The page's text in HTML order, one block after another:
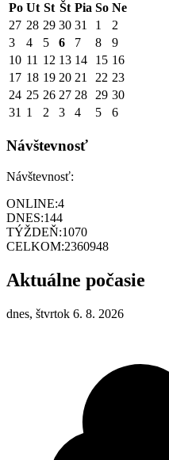
Po Ut St Št Pia So Ne
27 28 29 30 31 1
2
3
4 5 6 7 8
9
10 11 12 13 14 15 16
17 18 19 20 21 22 23
24 25 26 27 28 29 30
31 1 2 3 4 5 6
Návštevnosť
Návštevnosť:
ONLINE:4
DNES:144
TÝŽDEŇ:1070
CELKOM:2360948
Aktuálne počasie
dnes, štvrtok 6. 8. 2026